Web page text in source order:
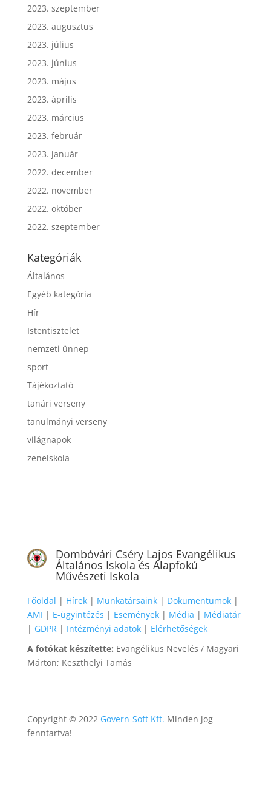
2023. szeptember
2023. augusztus
2023. július
2023. június
2023. május
2023. április
2023. március
2023. február
2023. január
2022. december
2022. november
2022. október
2022. szeptember
Kategóriák
Általános
Egyéb kategória
Hír
Istentisztelet
nemzeti ünnep
sport
Tájékoztató
tanári verseny
tanulmányi verseny
világnapok
zeneiskola
Dombóvári Cséry Lajos Evangélikus
Általános Iskola és Alapfokú
Művészeti Iskola
Főoldal | Hírek| Munkatársaink| Dokumentumok|
AMI | E-ügyintézés | Események| Média | Médiatár
| GDPR | Intézményi adatok| Elérhetőségek
A fotókat készítette: Evangélikus Nevelés / Magyari
Márton; Keszthelyi Tamás
Copyright © 2022 Govern-Soft Kft. Minden jog
fenntartva!